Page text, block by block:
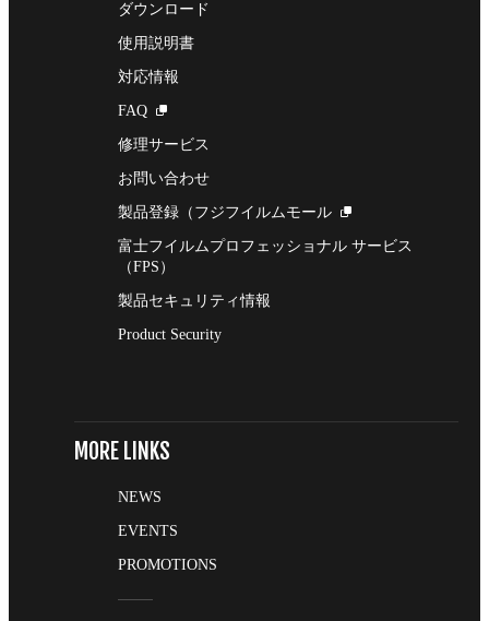
ダウンロード
使用説明書
対応情報
FAQ
修理サービス
お問い合わせ
製品登録（フジフイルムモール
富士フイルムプロフェッショナル サービス
（FPS）
製品セキュリティ情報
Product Security
MORE LINKS
NEWS
EVENTS
PROMOTIONS